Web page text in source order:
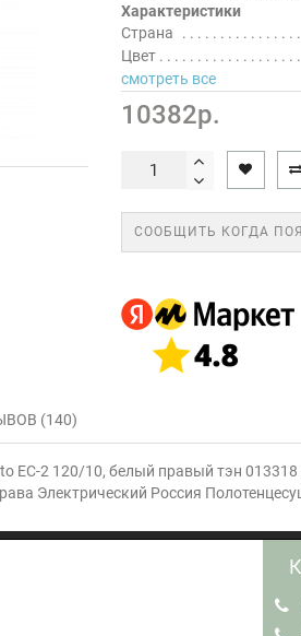
Характеристики
Страна
Цвет
смотреть все
10382р.
СООБЩИТЬ КОГДА
(140)
EC-2 120/10, белый правый тэн
Электрический Россия